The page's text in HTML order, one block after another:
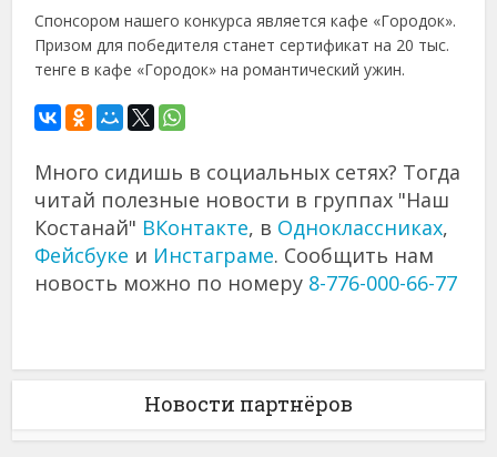
Спонсором нашего конкурса является кафе «Городок».
Призом для победителя станет сертификат на 20 тыс.
тенге в кафе «Городок» на романтический ужин.
Много сидишь в социальных сетях? Тогда
читай полезные новости в группах "Наш
Костанай" ВКонтакте, в Одноклассниках,
Фейсбуке и Инстаграме. Сообщить нам
новость можно по номеру 8-776-000-66-77
Новости партнёров